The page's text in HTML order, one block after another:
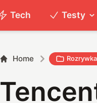
Tech Testy
Home Rozrywka